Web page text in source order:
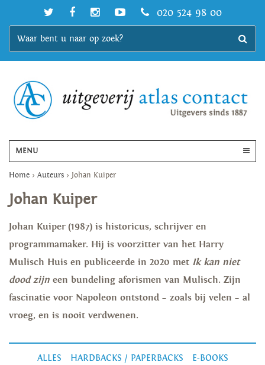
020 524 98 00
MENU
Home > Auteurs > Johan Kuiper
Johan Kuiper
Johan Kuiper (1987) is historicus, schrijver en
programmamaker. Hij is voorzitter van het Harry
Mulisch Huis en publiceerde in 2020 met Ik kan niet
dood zijn een bundeling aforismen van Mulisch. Zijn
fascinatie voor Napoleon ontstond – zoals bij velen – al
vroeg, en is nooit verdwenen.
ALLES HARDBACKS / PAPERBACKS
E-BOOKS